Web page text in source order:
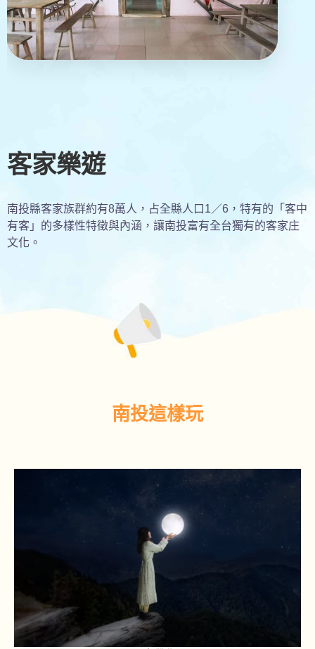
客家樂遊
南投縣客家族群約有8萬人，占全縣人口1／6，特有的「客中
有客」的多樣性特徵與內涵，讓南投富有全台獨有的客家庄
文化。
南投這樣玩